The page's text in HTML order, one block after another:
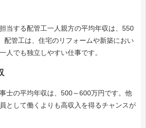
当する配管工一人親方の平均年収は、550
配管工は、住宅のリフォームや新築におい
人でも独立しやすい仕事です。
士の平均年収は、500～600万円です。他
として働くよりも高収入を得るチャンスが